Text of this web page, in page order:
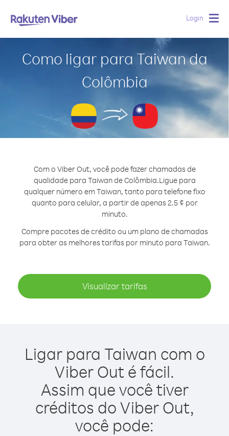
Login
Como ligar para Taiwan da
Colômbia
Com o Viber Out, você pode fazer chamadas de
qualidade para Taiwan de Colômbia.Ligue para
qualquer número em Taiwan, tanto para telefone fixo
quanto para celular, a partir de apenas 2.5 ¢ por
minuto.
Compre pacotes de crédito ou um plano de chamadas
para obter as melhores tarifas por minuto para Taiwan.
Visualizar tarifas
Ligar para Taiwan com o
Viber Out é fácil.
Assim que você tiver
créditos do Viber Out,
você pode: